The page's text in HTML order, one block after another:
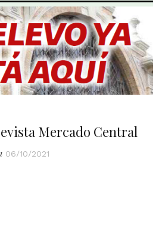
Mercado Central
06/10/2021